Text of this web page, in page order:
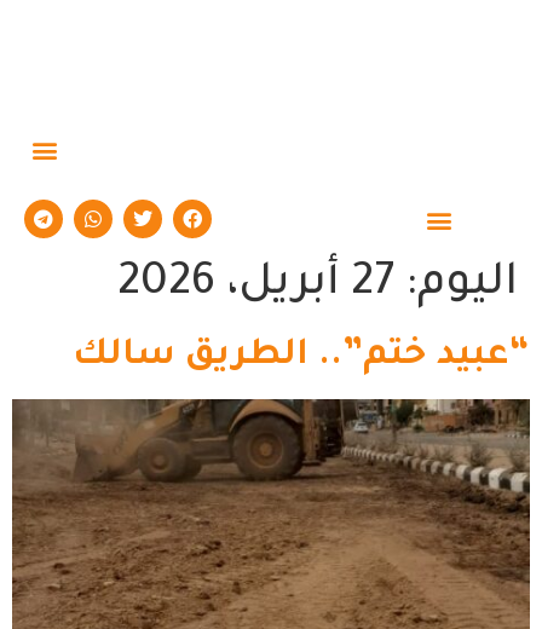
اليوم: 27 أبريل، 2026
“عبيد ختم”.. الطريق سالك